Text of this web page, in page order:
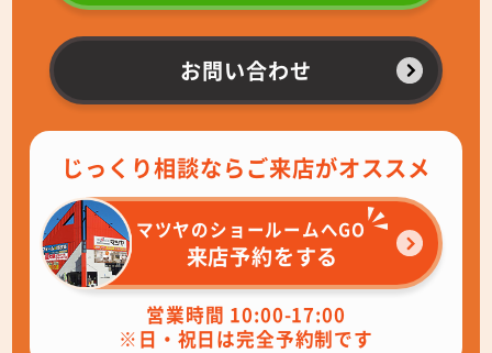
お問い合わせ
じっくり相談ならご来店がオススメ
マツヤのショールームへGO
来店予約をする
営業時間 10:00-17:00
※日・祝日は完全予約制です